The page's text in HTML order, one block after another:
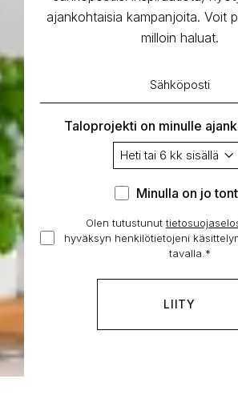
ajankohtaisia kampanjoita. Voit
milloin haluat.
Sähköposti
Taloprojekti on minulle
Minulla
jo
tontti
Minulla on jo
Hyväksyn
käsittelyn
*
Olen tutustunut
hyväksyn henkilötietojeni
tavalla. *